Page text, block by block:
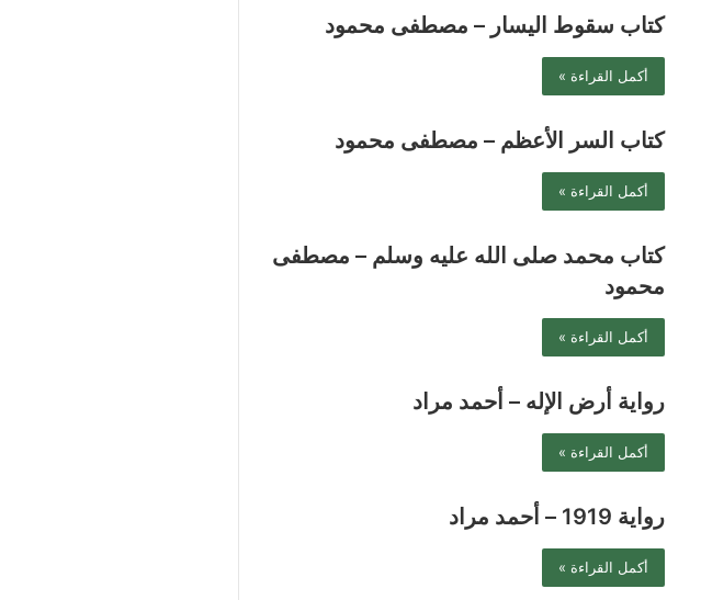
كتاب سقوط اليسار – مصطفى محمود
أكمل القراءة »
كتاب السر الأعظم – مصطفى محمود
أكمل القراءة »
كتاب محمد صلى الله عليه وسلم – مصطفى
محمود
أكمل القراءة »
رواية أرض الإله – أحمد مراد
أكمل القراءة »
رواية 1919 – أحمد مراد
أكمل القراءة »